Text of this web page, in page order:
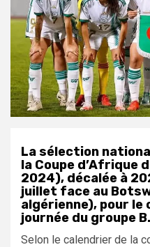
La sélection
la Coupe d’Afrique
2024), décalée à
juillet face au
algérienne), pour le
journée du groupe B.
Selon le calendrier de la